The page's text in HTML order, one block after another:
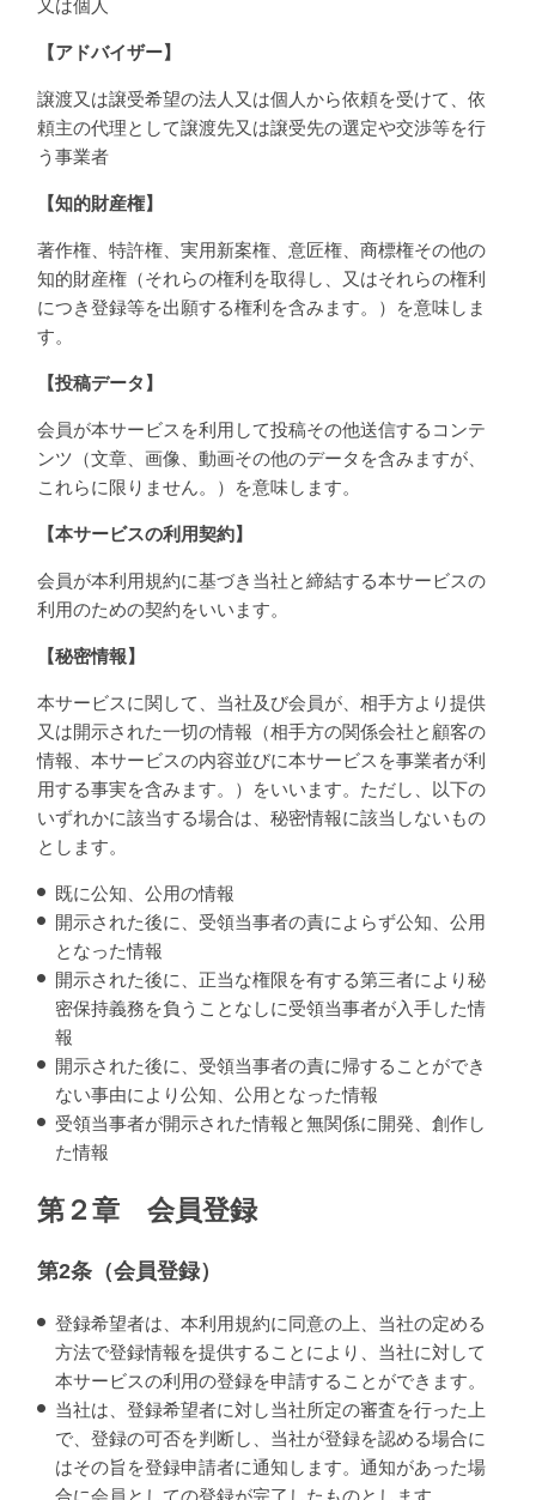
又は個人
【アドバイザー】
譲渡又は譲受希望の法人又は個人から依頼を受けて、依
頼主の代理として譲渡先又は譲受先の選定や交渉等を行
う事業者
【知的財産権】
著作権、特許権、実用新案権、意匠権、商標権その他の
知的財産権（それらの権利を取得し、又はそれらの権利
につき登録等を出願する権利を含みます。）を意味しま
す。
【投稿データ】
会員が本サービスを利用して投稿その他送信するコンテ
ンツ（文章、画像、動画その他のデータを含みますが、
これらに限りません。）を意味します。
【本サービスの利用契約】
会員が本利用規約に基づき当社と締結する本サービスの
利用のための契約をいいます。
【秘密情報】
本サービスに関して、当社及び会員が、相手方より提供
又は開示された一切の情報（相手方の関係会社と顧客の
情報、本サービスの内容並びに本サービスを事業者が利
用する事実を含みます。）をいいます。ただし、以下の
いずれかに該当する場合は、秘密情報に該当しないもの
とします。
既に公知、公用の情報
開示された後に、受領当事者の責によらず公知、公用
となった情報
開示された後に、正当な権限を有する第三者により秘
密保持義務を負うことなしに受領当事者が入手した情
報
開示された後に、受領当事者の責に帰することができ
ない事由により公知、公用となった情報
受領当事者が開示された情報と無関係に開発、創作し
た情報
第２章 会員登録
第2条（会員登録）
登録希望者は、本利用規約に同意の上、当社の定める
方法で登録情報を提供することにより、当社に対して
本サービスの利用の登録を申請することができます。
当社は、登録希望者に対し当社所定の審査を行った上
で、登録の可否を判断し、当社が登録を認める場合に
はその旨を登録申請者に通知します。通知があった場
合に会員としての登録が完了したものとします。